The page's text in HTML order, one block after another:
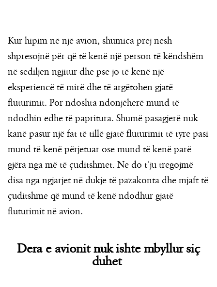
Kur hipim në një avion, shumica prej nesh
shpresojnë për që të kenë një person të këndshëm
në sediljen ngjitur dhe pse jo të kenë një
eksperiencë të mirë dhe të argëtohen gjatë
fluturimit. Por ndoshta ndonjëherë mund të
ndodhin edhe të papritura. Shumë pasagjerë nuk
kanë pasur një fat të tillë gjatë fluturimit të tyre pasi
mund të kenë përjetuar ose mund të kenë parë
gjëra nga më të çuditshmet. Ne do t’ju tregojmë
disa nga ngjarjet në dukje të pazakonta dhe mjaft të
çuditshme që mund të kenë ndodhur gjatë
fluturimit në avion.
Dera e avionit nuk ishte mbyllur siç
duhet